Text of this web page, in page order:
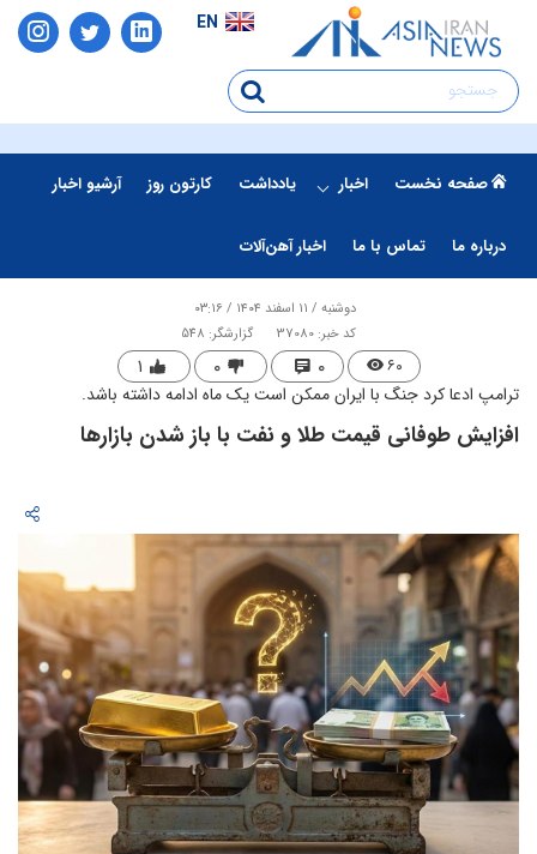
EN
صفحه نخست اخبار یادداشت کارتون روز آرشیو اخبار
درباره ما تماس با ما اخبار آهن‌آلات
دوشنبه / ۱۱ اسفند ۱۴۰۴ / ۰۳:۱۶
کد خبر: 37080
گزارشگر: 548
۶۰ ۰ ۰ ۱
ترامپ ادعا کرد جنگ با ایران ممکن است یک ماه ادامه داشته باشد.
افزایش طوفانی قیمت طلا و نفت با باز شدن بازارها